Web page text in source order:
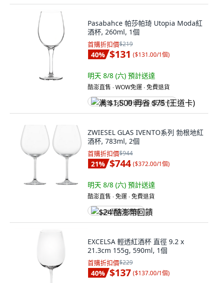
Pasabahce 帕莎帕琦 Utopia Moda紅
酒杯, 260ml, 1個
首購折扣價$219
40% $131 ($131.00/1個)
明天 8/8 (六) 預計送達
酷澎直售 ∙ WOW免運 ∙ 免費退貨
满 $1,500 再省 $75 (王道卡)
ZWIESEL GLAS IVENTO系列 勃根地紅
酒杯, 783ml, 2個
首購折扣價$944
21% $744 ($372.00/1個)
明天 8/8 (六) 預計送達
酷澎直售 ∙ 免運 ∙ 免費退貨
$24 酷澎幣回饋
EXCELSA 輕透紅酒杯 直徑 9.2 x
21.3cm 155g, 590ml, 1個
首購折扣價$229
40% $137 ($137.00/1個)